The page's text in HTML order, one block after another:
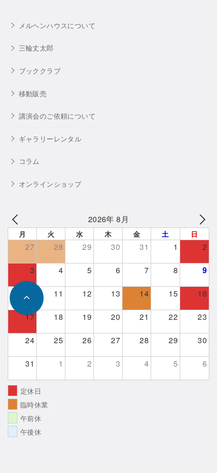
メルヘンハウスについて
三輪丈太郎
ブッククラブ
移動販売
講演会のご依頼について
ギャラリーレンタル
コラム
オンラインショップ
2026年 8月
月 火 水 木 金 土 日
27 28 29 30 31 1 2
3 4 5 6 7 8 9
10 11 12 13 14 15 16
17 18 19 20 21 22 23
24 25 26 27 28 29 30
31 1 2 3 4 5 6
定休日
臨時休業
午前休
午後休